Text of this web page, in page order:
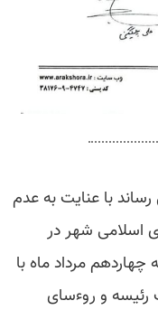
با عنایت به عدم
شهر در
مرداد ماه با
و روءسای